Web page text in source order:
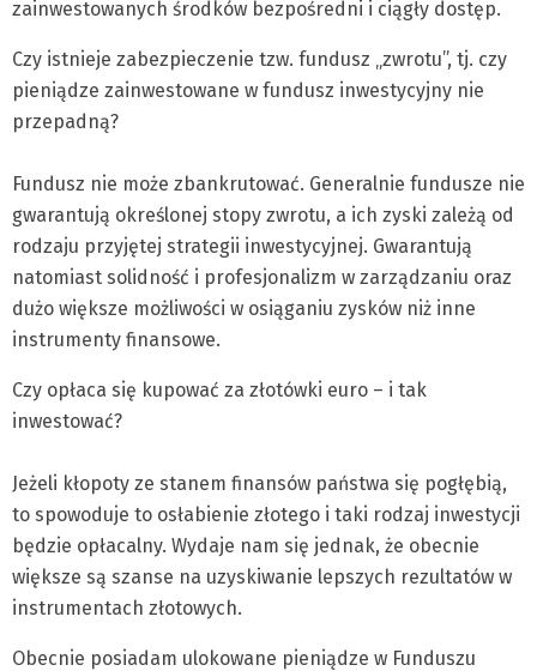
zainwestowanych środków bezpośredni i ciągły dostęp.
Czy istnieje zabezpieczenie tzw. fundusz „zwrotu”, tj. czy
pieniądze zainwestowane w fundusz inwestycyjny nie
przepadną?
Fundusz nie może zbankrutować. Generalnie fundusze nie
gwarantują określonej stopy zwrotu, a ich zyski zależą od
rodzaju przyjętej strategii inwestycyjnej. Gwarantują
natomiast solidność i profesjonalizm w zarządzaniu oraz
dużo większe możliwości w osiąganiu zysków niż inne
instrumenty finansowe.
Czy opłaca się kupować za złotówki euro – i tak
inwestować?
Jeżeli kłopoty ze stanem finansów państwa się pogłębią,
to spowoduje to osłabienie złotego i taki rodzaj inwestycji
będzie opłacalny. Wydaje nam się jednak, że obecnie
większe są szanse na uzyskiwanie lepszych rezultatów w
instrumentach złotowych.
Obecnie posiadam ulokowane pieniądze w Funduszu